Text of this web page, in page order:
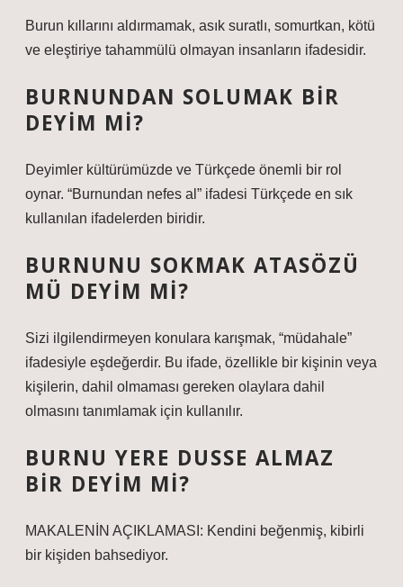
Burun kıllarını aldırmamak, asık suratlı, somurtkan, kötü
ve eleştiriye tahammülü olmayan insanların ifadesidir.
BURNUNDAN SOLUMAK BIR
DEYIM MI?
Deyimler kültürümüzde ve Türkçede önemli bir rol
oynar. “Burnundan nefes al” ifadesi Türkçede en sık
kullanılan ifadelerden biridir.
BURNUNU SOKMAK ATASÖZÜ
MÜ DEYIM MI?
Sizi ilgilendirmeyen konulara karışmak, “müdahale”
ifadesiyle eşdeğerdir. Bu ifade, özellikle bir kişinin veya
kişilerin, dahil olmaması gereken olaylara dahil
olmasını tanımlamak için kullanılır.
BURNU YERE DUSSE ALMAZ
BIR DEYIM MI?
MAKALENİN AÇIKLAMASI: Kendini beğenmiş, kibirli
bir kişiden bahsediyor.